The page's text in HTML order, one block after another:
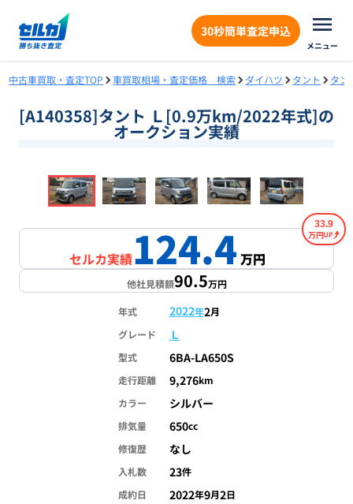
30秒簡単査定申込
メニュー
中古車買取・査定TOP 車買取相場・査定価格 検索 ダイハツ タント タン
[A140358]タント Ｌ[0.9万km/2022年式]の
オークション実績
1/18
セルカ実績124.4万円
33.9
万円
他社見積額90.5万円
年式 2022年2月
グレード
Ｌ
型式 6BA-LA650S
走行距離 9,276km
カラー
シルバー
排気量 650cc
修復歴
なし
入札数 23件
成約日
2022年9月2日